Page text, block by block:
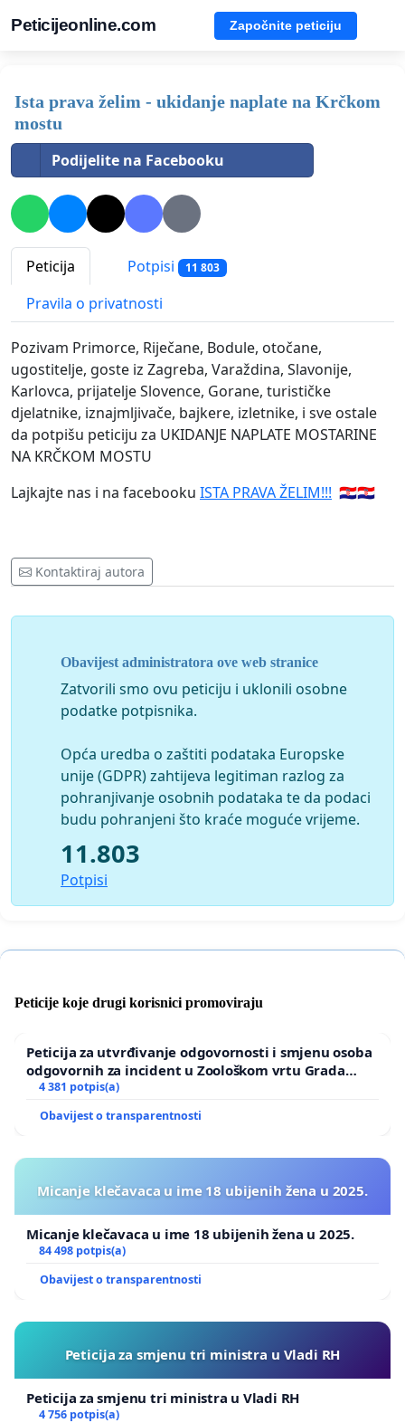
Peticijeonline.com Započnite peticiju
Ista prava želim - ukidanje naplate na Krčkom
mostu
Podijelite na Facebooku
Peticija Potpisi 11 803
Pravila o privatnosti
Pozivam Primorce, Riječane, Bodule, otočane,
ugostitelje, goste iz Zagreba, Varaždina, Slavonije,
Karlovca, prijatelje Slovence, Gorane, turističke
djelatnike, iznajmljivače, bajkere, izletnike, i sve ostale
da potpišu peticiju za UKIDANJE NAPLATE MOSTARINE
NA KRČKOM MOSTU
Lajkajte nas i na facebooku ISTA PRAVA ŽELIM!!! 🇭🇷🇭🇷
Kontaktiraj autora
Obavijest administratora ove web stranice
Zatvorili smo ovu peticiju i uklonili osobne
podatke potpisnika.
Opća uredba o zaštiti podataka Europske
unije (GDPR) zahtijeva legitiman razlog za
pohranjivanje osobnih podataka te da podaci
budu pohranjeni što kraće moguće vrijeme.
11.803
Potpisi
Peticije koje drugi korisnici promoviraju
Peticija za utvrđivanje odgovornosti i smjenu osoba
odgovornih za incident u Zoološkom vrtu Grada
Zagreba
4 381 potpis(a)
Obavijest o transparentnosti
Micanje klečavaca u ime 18 ubijenih žena u 2025.
Micanje klečavaca u ime 18 ubijenih žena u 2025.
84 498 potpis(a)
Obavijest o transparentnosti
Peticija za smjenu tri ministra u Vladi RH
Peticija za smjenu tri ministra u Vladi RH
4 756 potpis(a)